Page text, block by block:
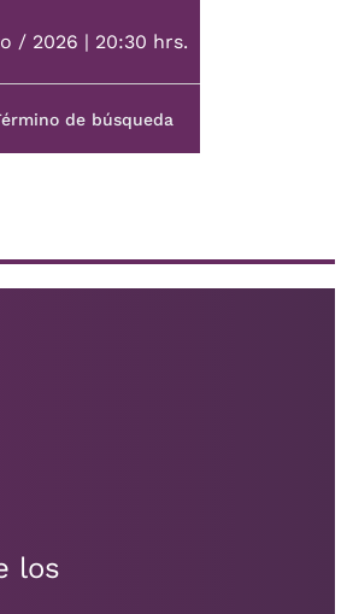
/ 2026 | 20:30 hrs.
los